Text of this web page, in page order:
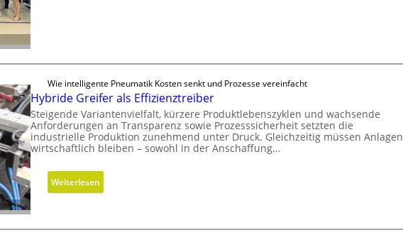
r
i
n
g
r
e
d
e
n
f
ü
r
a
c
a
Wie intelligente Pneumatik Kosten senkt und Prozesse vereinfacht
Hybride Greifer als Effizienztreiber
Steigende Variantenvielfalt, kürzere Produktlebenszyklen und wachsende
Anforderungen an Transparenz sowie Prozesssicherheit setzten die
industrielle Produktion zunehmend unter Druck. Gleichzeitig müssen Anlagen
wirtschaftlich bleiben – sowohl in der Anschaffung…
Weiterlesen:
H
b